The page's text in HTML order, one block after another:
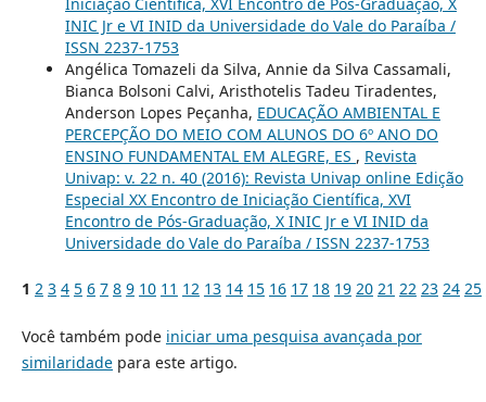
INIC Jr e VI INID da Universidade do Vale do Paraíba /
ISSN 2237-1753
Angélica Tomazeli da Silva, Annie da Silva Cassamali,
Bianca Bolsoni Calvi, Aristhotelis Tadeu Tiradentes,
Anderson Lopes Peçanha, EDUCAÇÃO AMBIENTAL E
PERCEPÇÃO DO MEIO COM ALUNOS DO 6º ANO DO
ENSINO FUNDAMENTAL EM ALEGRE, ES , Revista
Univap: v. 22 n. 40 (2016): Revista Univap online Edição
Especial XX Encontro de Iniciação Científica, XVI
Encontro de Pós-Graduação, X INIC Jr e VI INID da
Universidade do Vale do Paraíba / ISSN 2237-1753
1 2 3 4 5 6 7 8 9 10 11 12 13 14 15 16 17 18 19 20 21 22 23 24 25
Você também pode iniciar uma pesquisa avançada por
similaridadepara este artigo.